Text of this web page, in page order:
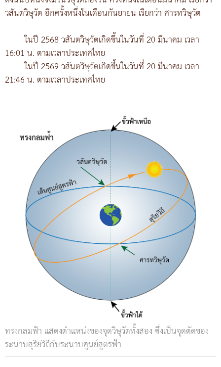
วสันตวิษุวัต อีกครั้งหนึ่งในเดือนกันยายน เรียกว่า ศารทวิษุวัต
ในปี 2568 วสันตวิษุวัตเกิดขึ้นในวันที่ 20 มีนาคม เวลา
16:01 น. ตามเวลาประเทศไทย
ในปี 2569 วสันตวิษุวัตเกิดขึ้นในวันที่ 20 มีนาคม เวลา
21:46 น. ตามเวลาประเทศไทย
ทรงกลมฟ้า แสดงตำแหน่งของจุดวิษุวัตทั้งสอง ซึ่งเป็นจุดตัดของ
ระนาบสุริยวิถีกับระนาบศูนย์สูตรฟ้า